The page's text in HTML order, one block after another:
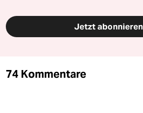
Jetzt abonnieren
74 Kommentare